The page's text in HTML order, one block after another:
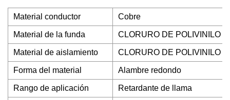
Material conductor Cobre
Material de la funda CLORURO DE POLIVINILO
Material de aislamiento CLORURO DE POLIVINILO
Forma del material Alambre redondo
Rango de aplicación Retardante de llama